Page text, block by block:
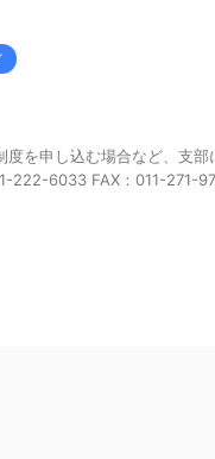
を申し込む場合など、支部
222-6033 FAX：011-271-